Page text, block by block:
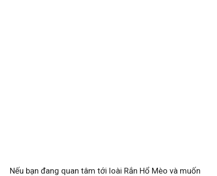
Nếu bạn đang quan tâm tới loài Rắn Hổ Mèo và muốn